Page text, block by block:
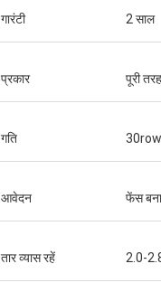
गारंटी 2 साल
प्रकार पूरी
गति
आवेदन फेंस
तार व्यास रहें 2.0-